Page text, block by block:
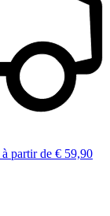
à partir de € 59,90